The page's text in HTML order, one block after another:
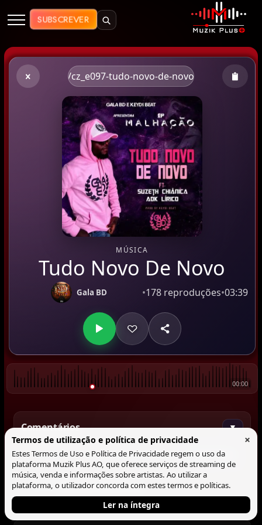
Muzik Plus AO - Streaming de
SUBSCREVER
/cz_e097-tudo-novo-de-novo
MÚSICA
Tudo Novo De Novo
Gala BD •178 reproduções•03:39
00:00
Comentários ▼
Comentar
01:15 @Isabel Mbuca❤️
Termos de utilização e política de privacidade ×
Estes Termos de Uso e Política de Privacidade regem o uso da
plataforma Muzik Plus AO, que oferece serviços de streaming de
música, venda e informações sobre artistas. Ao utilizar a
plataforma, o utilizador concorda com estes termos e políticas.
Ler na íntegra